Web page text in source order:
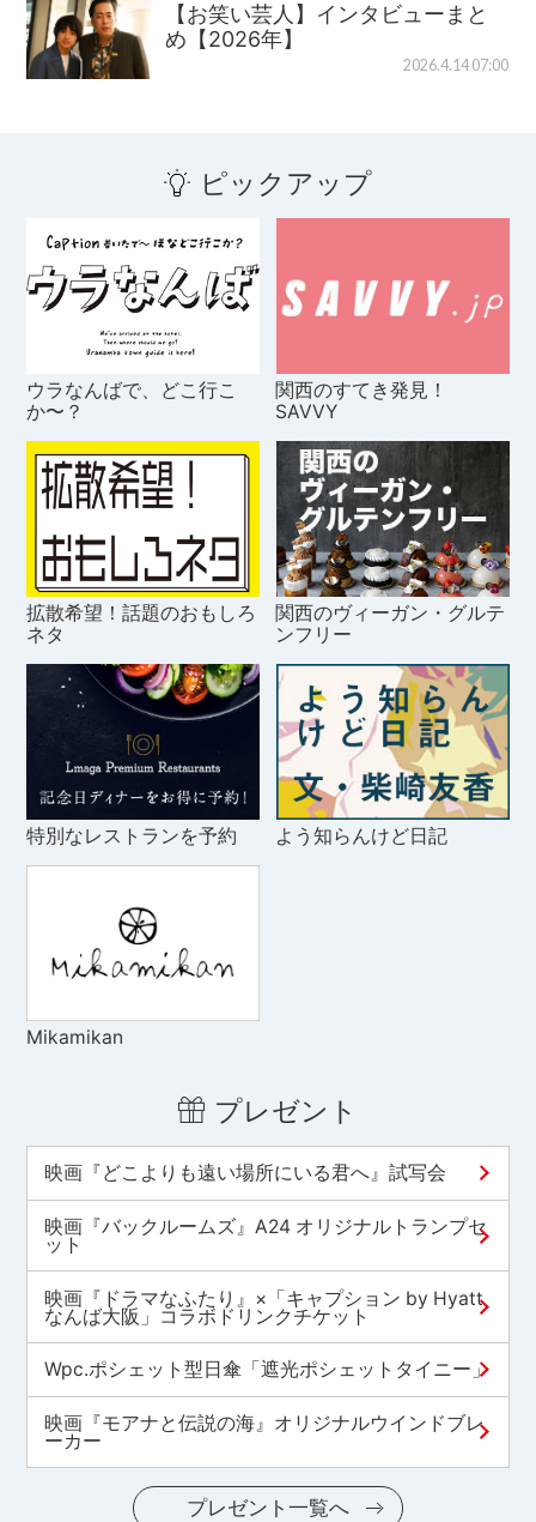
【お笑い芸人】インタビューまと
め【2026年】
2026.4.14 07:00
ピックアップ
ウラなんばで、どこ行こ
か〜？
関西のすてき発見！
SAVVY
拡散希望！話題のおもしろ
ネタ
関西のヴィーガン・グルテ
ンフリー
特別なレストランを予約 よう知らんけど日記
Mikamikan
プレゼント
映画『どこよりも遠い場所にいる君へ』試写会
映画『バックルームズ』A24 オリジナルトランプセ
ット
映画『ドラマなふたり』×「キャプション by Hyatt
なんば大阪」コラボドリンクチケット
Wpc.ポシェット型日傘「遮光ポシェットタイニー」
映画『モアナと伝説の海』オリジナルウインドブレ
ーカー
プレゼント一覧へ